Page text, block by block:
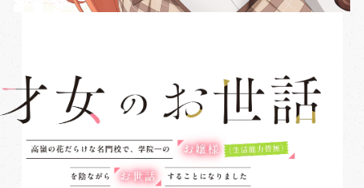
CHARACTER
スタッフ・キャスト
STAFF&CAST
原作